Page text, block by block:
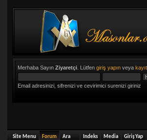
Merhaba Sayın Ziyaretçi. Lütfen giriş yapınveya
Email adresinizi, sifrenizi ve cevirimici surenizi giriniz
Site Menu Forum Ara Indeks Media Giriş Yap